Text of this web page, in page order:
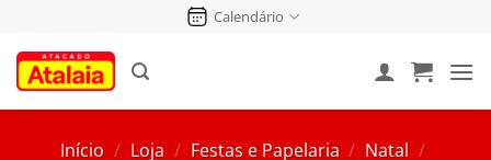
conteúdo
Calendário
Início / Loja / Festas e Papelaria / Natal /